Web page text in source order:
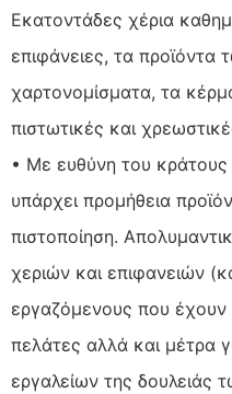
Εκατοντάδες χέρια
επιφάνειες, τα
χαρτονομίσματα, τα
πιστωτικές και
• Με ευθύνη του κράτους
υπάρχει προμήθεια
πιστοποίηση.
χεριών και επιφανειών
εργαζόμενους που
πελάτες αλλά και μέτρα
εργαλείων της δουλειάς